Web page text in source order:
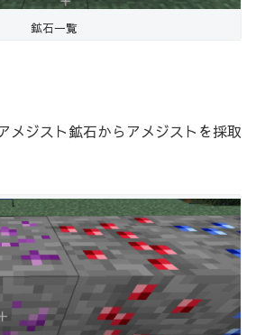
鉱石一覧
メジスト鉱石からアメジストを採取